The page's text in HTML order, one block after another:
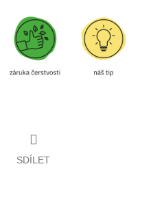
SDÍLET